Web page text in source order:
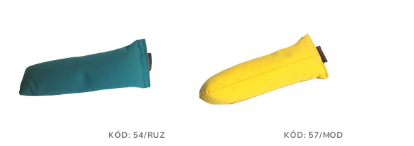
KÓD: 54/RUZ KÓD: 57/MOD